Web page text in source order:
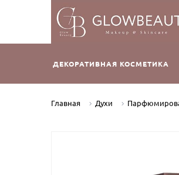
ДЕКОРАТИВНАЯ КОСМЕТИКА
Главная Духи